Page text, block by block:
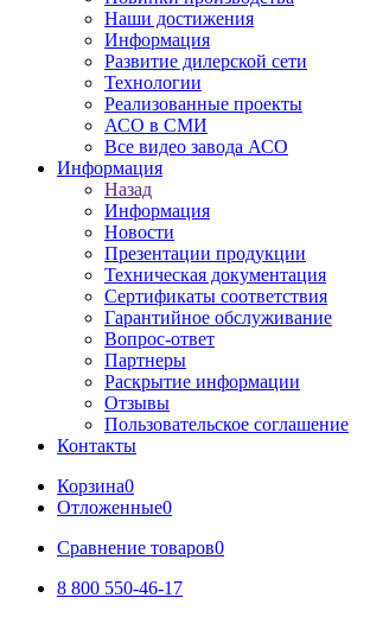
Наши достижения
Информация
Развитие дилерской сети
Технологии
Реализованные проекты
АСО в СМИ
Все видео завода АСО
Информация
Назад
Информация
Новости
Презентации продукции
Техническая документация
Сертификаты соответствия
Гарантийное обслуживание
Вопрос-ответ
Партнеры
Раскрытие информации
Отзывы
Пользовательское соглашение
Контакты
Корзина0
Отложенные0
Сравнение товаров0
8 800 550-46-17